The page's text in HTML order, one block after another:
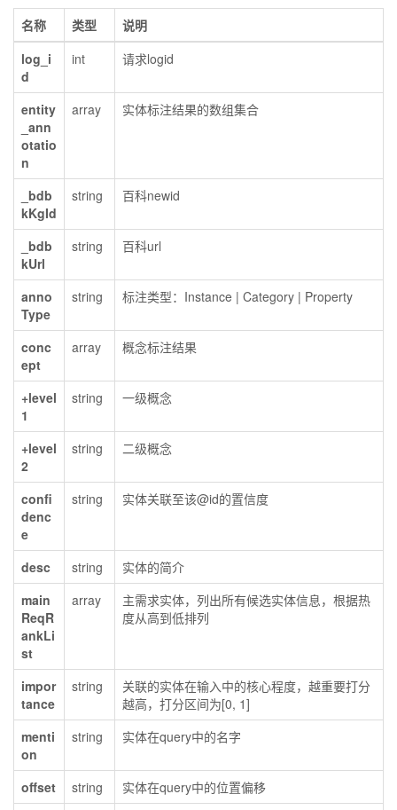
名称 类型
说明
log_i
d
int 请求logid
entity
_ann
otatio
n
array 实体标注结果的数组集合
_bdb
kKgId
string 百科newid
_bdb
kUrl
string 百科url
anno
Type
string 标注类型：Instance | Category | Property
conc
ept
array 概念标注结果
+level
1
string 一级概念
+level
2
string 二级概念
confi
denc
e
string 实体关联至该@id的置信度
desc string
实体的简介
main
ReqR
ankLi
st
array
主需求实体，列出所有候选实体信息，根据热
度从高到低排列
impor
tance
string
关联的实体在输入中的核心程度，越重要打分
越高，打分区间为[0, 1]
menti
on
string 实体在query中的名字
offset string
实体在query中的位置偏移